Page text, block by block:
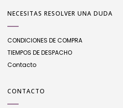
NECESITAS RESOLVER UNA DUDA
CONDICIONES DE COMPRA
TIEMPOS DE DESPACHO
Contacto
CONTACTO